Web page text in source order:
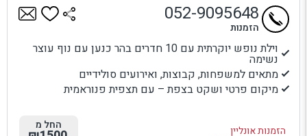
וילת נופש יוקרתית עם 10 חדרים בהר כנען עם נוף עוצר
נשימה
מתאים למשפחות, קבוצות, ואירועים סולידיים
מיקום פרטי ושקט בצפת – עם תצפית פנוראמית
הזמנות אונליין
052-9095648
הזמנות
החל מ